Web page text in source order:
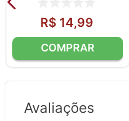
R$ 14,99
Avaliações